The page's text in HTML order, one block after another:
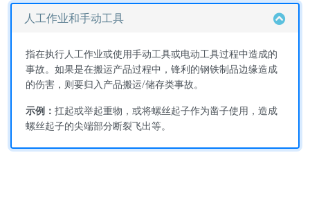
人工作业和手动工具
指在执行人工作业或使用手动工具或电动工具过程中造成的
事故。如果是在搬运产品过程中，锋利的钢铁制品边缘造成
的伤害，则要归入产品搬运/储存类事故。
示例： 扛起或举起重物，或将螺丝起子作为凿子使用，造成
螺丝起子的尖端部分断裂飞出等。